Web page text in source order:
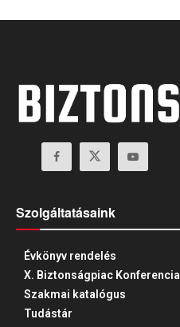
Szolgáltatásaink
Évkönyv rendelés
X. Biztonságpiac Konferencia
Szakmai katalógus
Tudástár